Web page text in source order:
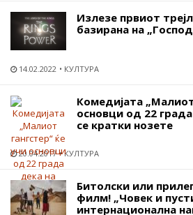
Излезе првиот
базирана на
14.02.2022 КУЛТУРА
Комедијата
основци од 22
се кратки нозете
20.04.2017 КУЛТУРА
Битолски или
филм! „Човек и
интернационална